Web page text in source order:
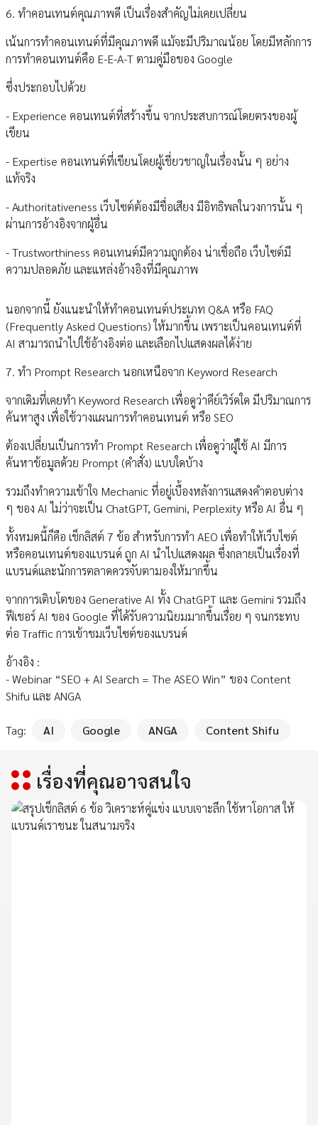
6. ทำคอนเทนต์คุณภาพดี เป็นเรื่องสำคัญไม่เคยเปลี่ยน
เน้นการทำคอนเทนต์ที่มีคุณภาพดี แม้จะมีปริมาณน้อย โดยมีหลักการ
การทำคอนเทนต์คือ E-E-A-T ตามคู่มือของ Google
ซึ่งประกอบไปด้วย
- Experience คอนเทนต์ที่สร้างขึ้น จากประสบการณ์โดยตรงของผู้
เขียน
- Expertise คอนเทนต์ที่เขียนโดยผู้เชี่ยวชาญในเรื่องนั้น ๆ อย่าง
แท้จริง
- Authoritativeness เว็บไซต์ต้องมีชื่อเสียง มีอิทธิพลในวงการนั้น ๆ
ผ่านการอ้างอิงจากผู้อื่น
- Trustworthiness คอนเทนต์มีความถูกต้อง น่าเชื่อถือ เว็บไซต์มี
ความปลอดภัย และแหล่งอ้างอิงที่มีคุณภาพ
นอกจากนี้ ยังแนะนำให้ทำคอนเทนต์ประเภท Q&A หรือ FAQ
(Frequently Asked Questions) ให้มากขึ้น เพราะเป็นคอนเทนต์ที่
AI สามารถนำไปใช้อ้างอิงต่อ และเลือกไปแสดงผลได้ง่าย
7. ทำ Prompt Research นอกเหนือจาก Keyword Research
จากเดิมที่เคยทำ Keyword Research เพื่อดูว่าคีย์เวิร์ดใด มีปริมาณการ
ค้นหาสูง เพื่อใช้วางแผนการทำคอนเทนต์ หรือ SEO
ต้องเปลี่ยนเป็นการทำ Prompt Research เพื่อดูว่าผู้ใช้ AI มีการ
ค้นหาข้อมูลด้วย Prompt (คำสั่ง) แบบใดบ้าง
รวมถึงทำความเข้าใจ Mechanic ที่อยู่เบื้องหลังการแสดงคำตอบต่าง
ๆ ของ AI ไม่ว่าจะเป็น ChatGPT, Gemini, Perplexity หรือ AI อื่น ๆ
ทั้งหมดนี้ก็คือ เช็กลิสต์ 7 ข้อ สำหรับการทำ AEO เพื่อทำให้เว็บไซต์
หรือคอนเทนต์ของแบรนด์ ถูก AI นำไปแสดงผล ซึ่งกลายเป็นเรื่องที่
แบรนด์และนักการตลาดควรจับตามองให้มากขึ้น
จากการเติบโตของ Generative AI ทั้ง ChatGPT และ Gemini รวมถึง
ฟีเชอร์ AI ของ Google ที่ได้รับความนิยมมากขึ้นเรื่อย ๆ จนกระทบ
ต่อ Traffic การเข้าชมเว็บไซต์ของแบรนด์
อ้างอิง :
- Webinar “SEO + AI Search = The ASEO Win” ของ Content
Shifu และ ANGA
Tag: AI Google ANGA Content Shifu
เรื่องที่คุณอาจสนใจ